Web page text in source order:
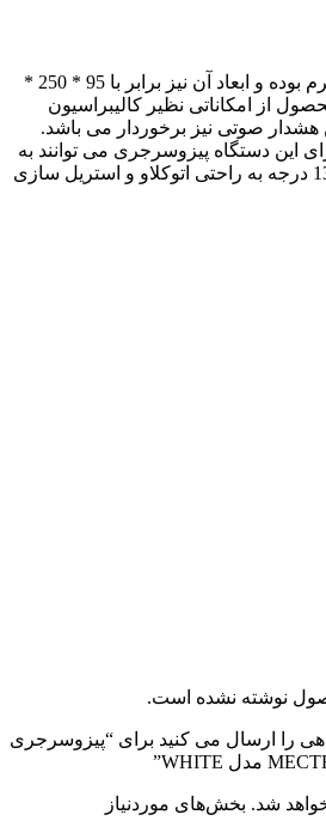
وزن این دستگاه 3.2 کیلوگرم بوده و ابعاد آن نیز برابر با 95 * 250 *
از امکاناتی نظیر کالیبراسیون
صوتی نیز برخوردار می باشد.
این دستگاه پیزوسرجری می توانند به
مدت 20 دقیقه در دمای 135 درجه به راحتی اتوکلاو و استریل سازی
نوشته نشده است.
را ارسال می کنید برای “پیزوسرجری
شد. بخش‌های موردنیاز